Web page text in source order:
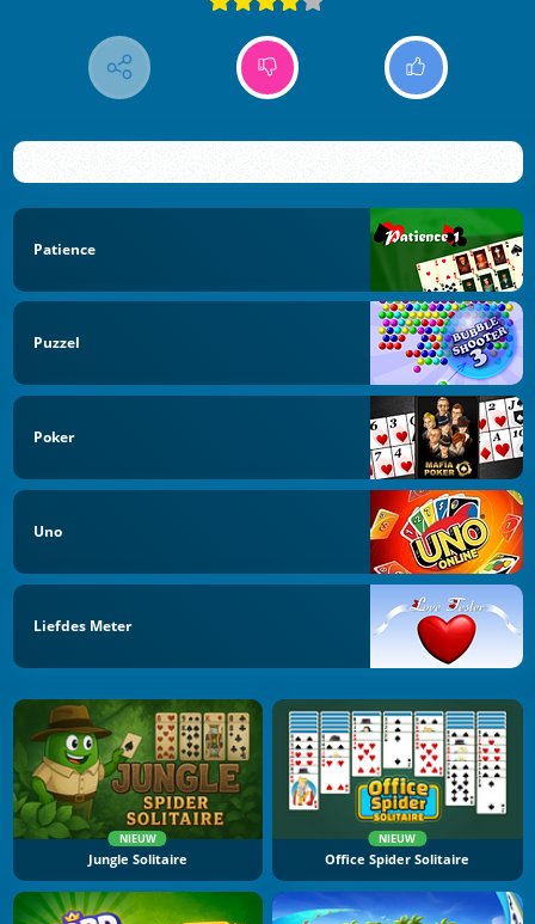
Patience
Puzzel
Poker
Uno
Liefdes Meter
NIEUW
Jungle Solitaire
NIEUW
Office Spider Solitaire